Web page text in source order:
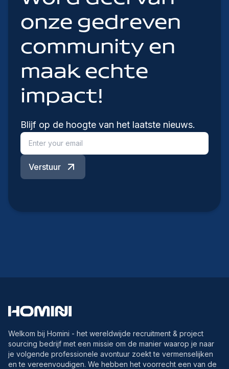
onze gedreven
community en
maak echte
impact!
Blijf op de hoogte van het laatste nieuws.
Verstuur
Welkom bij Homini - het wereldwijde recruitment & project
sourcing bedrijf met een missie om de manier waarop je naar
je volgende professionele avontuur zoekt te vermenselijken
en te vereenvoudigen. We hebben het voorrecht een van de